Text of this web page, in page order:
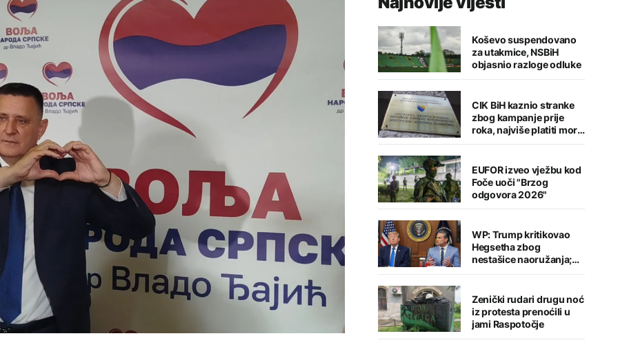
Koševo suspendovano
za utakmice, NSBiH
objasnio razloge odluke
CIK BiH kaznio stranke
zbog kampanje prije
roka, najviše platiti mora
Stanivukovićev PSS
EUFOR izveo vježbu kod
Foče uoči "Brzog
odgovora 2026"
WP: Trump kritikovao
Hegsetha zbog
nestašice naoružanja;
Oglasio se predsjednik
Zenički rudari drugu noć
iz protesta prenoćili u
jami Raspotočje